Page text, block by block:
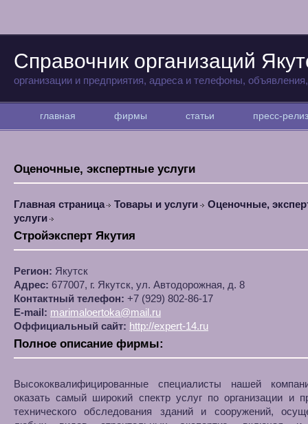
Справочник организаций
организации и предприятия, адреса и телефоны,
главная фирмы статьи пресс-
Оценочные, экспертные услуги
Главная страница Товары и услуги
Оценочные,
услуги
Стройэксперт Якутия
Регион: Якутск
Адрес: 677007, г. Якутск, ул. Автодорожная, д. 8
Контактный телефон: +7 (929) 802-86-17
E-mail: marimaloertoka@mail.ru
Оффициальный сайт: http://expert-14.ru
Полное описание фирмы:
Высококвалифицированные специалисты нашей
оказать самый широкий спектр услуг по организации и
технического обследования зданий и сооружений,